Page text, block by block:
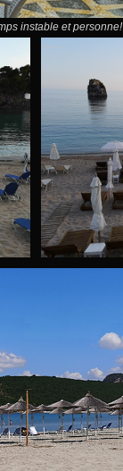
instable et personne!